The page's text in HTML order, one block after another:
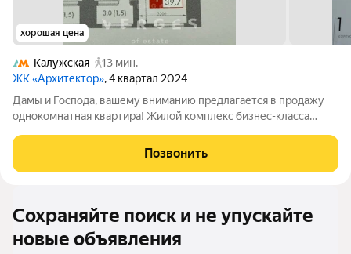
хорошая цена
Калужская
13 мин.
ЖК «Архитектор», 4 квартал 2024
Дамы и Господа, вашему вниманию предлагается в продажу
однокомнатная квартира! Жилой комплекс бизнес-класса
расположенна на 12 этаже, общей площадью 45,7 кв. м.
Планировка квартиры функциональна:
Позвонить
Сохраняйте поиск и не упускайте
новые объявления